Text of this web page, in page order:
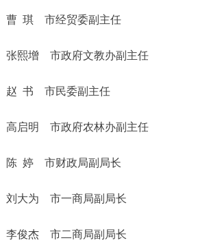
ESPAÑOL
ITALIANO
曹 琪 市经贸委副主任
张熙增 市政府文教办副主任
赵 书 市民委副主任
高启明 市政府农林办副主任
陈 婷 市财政局副局长
刘大为 市一商局副局长
李俊杰 市二商局副局长